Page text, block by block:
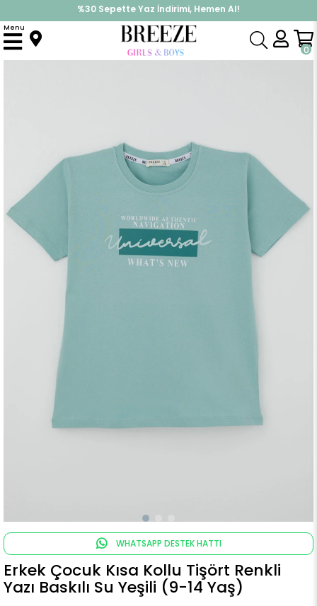
%30 Sepette Yaz İndirimi, Hemen Al!
İndirimlere ek %10 İndirimi Kap, Hemen Üye Ol!
0
Menu
Anasayfa Üst Giyim Tişört Erkek Çocuk Kısa Kollu Tişört Renkli Yazı Baskılı Su Yeşili (9-14 Yaş)
WHATSAPP DESTEK HATTI
Erkek Çocuk Kısa Kollu Tişört Renkli
Yazı Baskılı Su Yeşili (9-14 Yaş)